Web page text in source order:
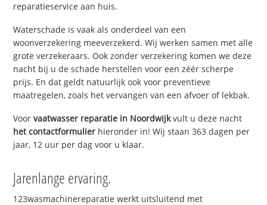
reparatieservice aan huis.
Waterschade is vaak als onderdeel van een
woonverzekering meeverzekerd. Wij werken samen met alle
grote verzekeraars. Ook zonder verzekering komen we deze
nacht bij u de schade herstellen voor een zéér scherpe
prijs. En dat geldt natuurlijk ook voor preventieve
maatregelen, zoals het vervangen van een afvoer of lekbak.
Voorvaatwasser reparatie in Noordwijkvult u deze nacht
het contactformulier hieronder in! Wij staan 363 dagen per
jaar, 12 uur per dag voor u klaar.
Jarenlange ervaring.
123wasmachinereparatie werkt uitsluitend met